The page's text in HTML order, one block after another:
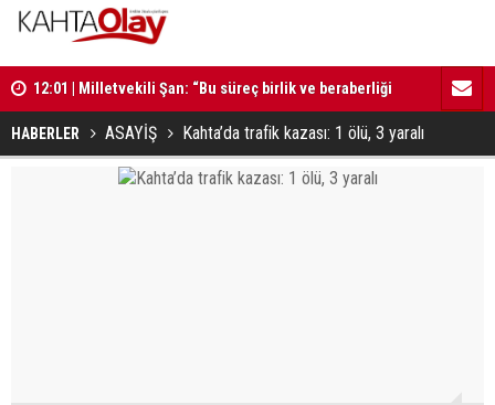
12:01 | Milletvekili Şan: “Bu süreç birlik ve beraberliği
güçlendirecektir”
11:59 |
HABERLER ASAYİŞ Kahta’da trafik kazası: 1 ölü, 3 yaralı